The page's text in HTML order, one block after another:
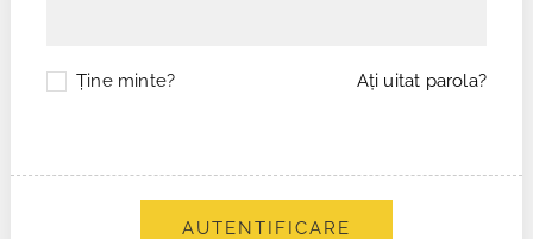
Ţine minte? Aţi uitat parola?
AUTENTIFICARE